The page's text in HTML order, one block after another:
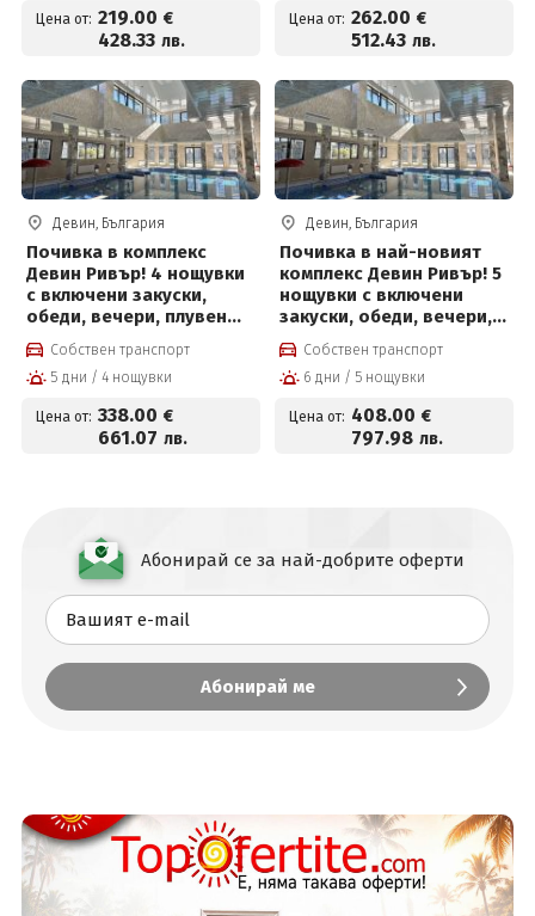
Цена от: 219.00 €
428.33 лв.
Цена от: 262.00 €
512.43 лв.
Девин, България
Почивка в комплекс
Девин Ривър! 4 нощувки
с включени закуски,
обеди, вечери, плувен
басейн и Релакс център
Собствен транспорт
5 дни / 4 нощувки
Цена от: 338.00 €
661.07 лв.
Девин, България
Почивка в най-новият
комплекс Девин Ривър! 5
нощувки с включени
закуски, обеди, вечери,
плувен басейн и Релакс
център
Собствен транспорт
6 дни / 5 нощувки
Цена от: 408.00 €
797.98 лв.
Абонирай се за най-добрите оферти